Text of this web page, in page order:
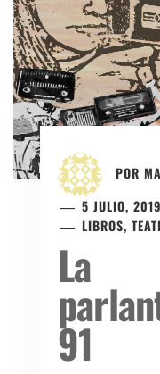
POR
5 JULIO, 2019
LIBROS,
La
91